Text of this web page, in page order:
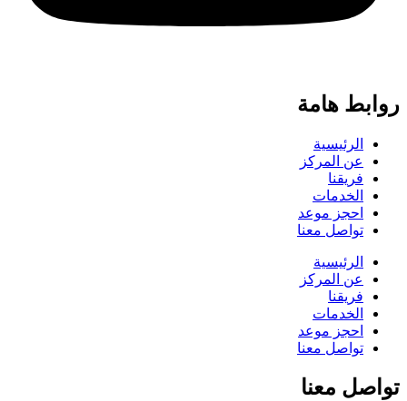
روابط هامة
الرئيسية
عن المركز
فريقنا
الخدمات
احجز موعد
تواصل معنا
الرئيسية
عن المركز
فريقنا
الخدمات
احجز موعد
تواصل معنا
تواصل معنا